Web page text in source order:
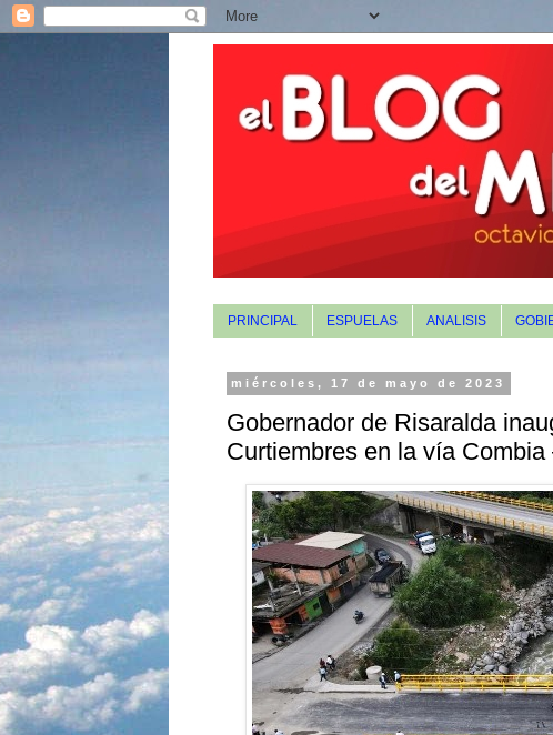
PRINCIPAL ESPUELAS ANALISIS
miércoles, 17 de mayo de 2023
Gobernador de Risaralda
Curtiembres en la vía Combia